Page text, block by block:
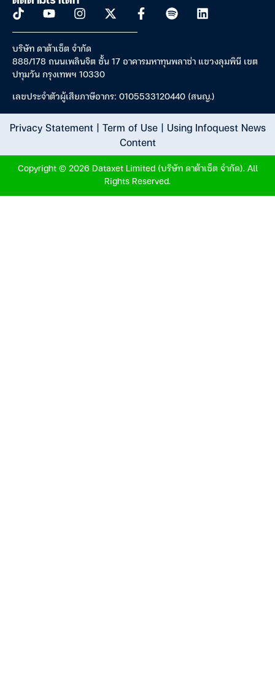
บริษัท ดาต้าเซ็ต จำกัด
888/178 ถนนเพลินจิต ชั้น 17 อาคารมหาทุนพลาซ่า แขวงลุมพินี เขต
ปทุมวัน กรุงเทพฯ 10330
เลขประจำตัวผู้เสียภาษีอากร: 0105533120440 (สนญ.)
Privacy Statement| Term of Use| Using Infoquest News
Content
Copyright © 2026 Dataxet Limited (บริษัท ดาต้าเซ็ต จำกัด). All
Rights Reserved.